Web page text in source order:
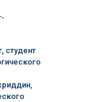
студент